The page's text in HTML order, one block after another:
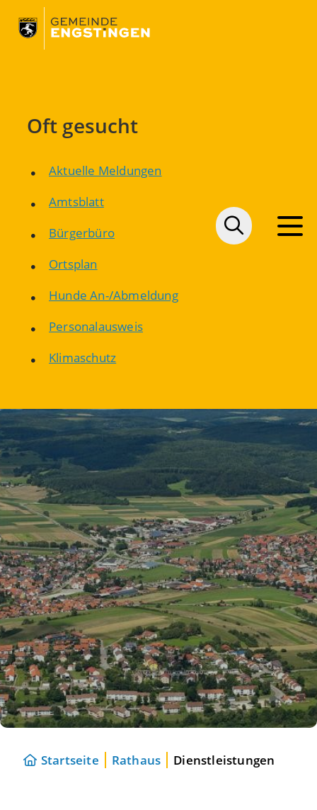
Oft gesucht
Aktuelle Meldungen
Amtsblatt
Bürgerbüro
Ortsplan
Hunde An-/Abmeldung
Personalausweis
Klimaschutz
Startseite Rathaus Dienstleistungen